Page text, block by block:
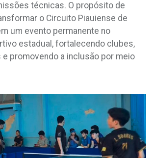
técnicas. O propósito de
o Circuito Piauiense de
um evento permanente no
estadual, fortalecendo clubes,
promovendo a inclusão por meio